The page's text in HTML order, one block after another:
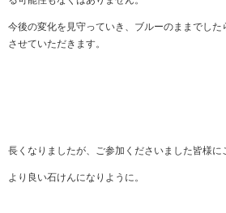
今後の変化を見守っていき、ブルーのままでし
させていただきます。
長くなりましたが、ご参加くださいました皆様に
より良い石けんになりように。